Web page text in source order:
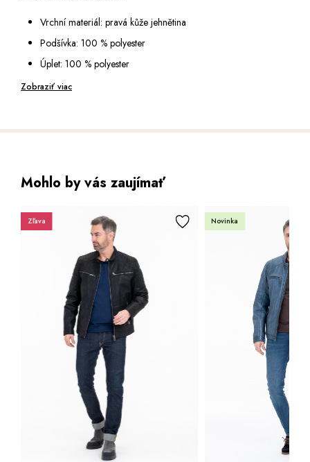
Rukáv je zakončený lemem na druk, na levém rukávu
vodorovná kapsa na zip
Spodní okraj je zakončený lemem z úpletu
Délka: 70 cm (vel. XL)
Vrchní materiál: pravá kůže jehnětina
Podšívka: 100 % polyester
Úplet: 100 % polyester
Obsahuje netextilní části živočišného původu
Zobraziť viac
Mohlo by vás zaujímať
Zľava Novinka